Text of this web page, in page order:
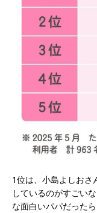
1位は、小島よしおさ
しているのがすごい
な面白いパパだった